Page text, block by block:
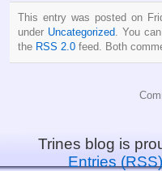
This entry was posted on
under Uncategorized . You
the RSS 2.0 feed. Both
Trines blog is
Entries (RSS)